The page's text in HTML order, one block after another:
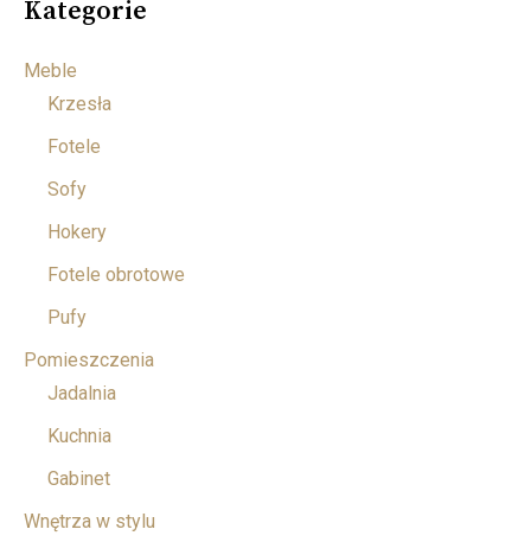
Kategorie
Meble
Krzesła
Fotele
Sofy
Hokery
Fotele obrotowe
Pufy
Pomieszczenia
Jadalnia
Kuchnia
Gabinet
Wnętrza w stylu